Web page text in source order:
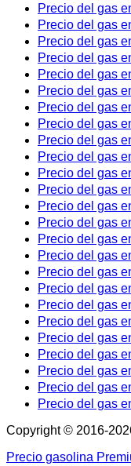
Precio del gas
Precio del gas
Precio del gas
Precio del gas
Precio del gas
Precio del gas
Precio del gas
Precio del gas
Precio del gas
Precio del gas
Precio del gas
Precio del gas
Precio del gas
Precio del gas
Precio del gas
Precio del gas
Precio del gas
Precio del gas
Precio del gas
Precio del gas
Precio del gas
Precio del gas
Precio del gas
Precio del gas
Precio del gas
Copyright © 2016-
Precio gasolina